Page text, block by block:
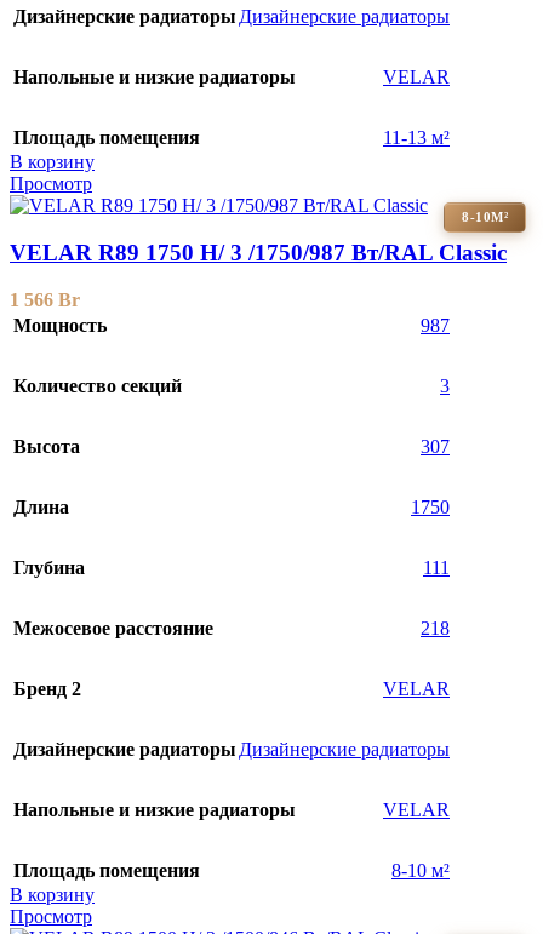
Дизайнерские радиаторы Дизайнерские радиаторы
Напольные и низкие радиаторы VELAR
Площадь помещения
11-13 м²
В корзину
Просмотр
8-10М²
VELAR R89 1750 H/ 3 /1750/987 Вт/RAL Classic
1 566 Br
Мощность
987
Количество секций 3
Высота 307
Длина 1750
Глубина 111
Межосевое расстояние 218
Бренд 2 VELAR
Дизайнерские радиаторы Дизайнерские радиаторы
Напольные и низкие радиаторы VELAR
Площадь помещения
8-10 м²
В корзину
Просмотр